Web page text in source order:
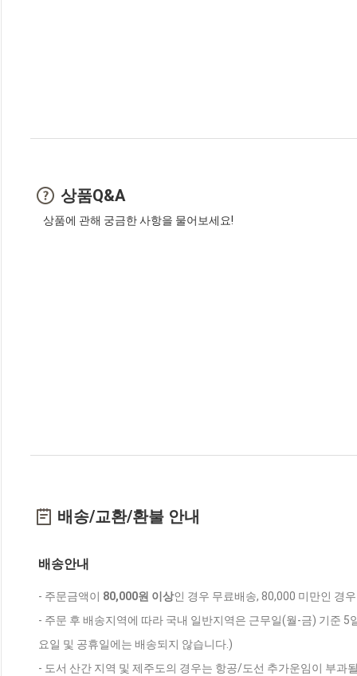
상품Q&A
상품에 관해 궁금한 사항을 물어보세요!
배송/교환/환불 안내
배송안내
- 주문금액이 80,000원 이상인 경우 무료배송, 80,000 미만인 경
- 주문 후 배송지역에 따라 국내 일반지역은 근무일(월-금) 기준
요일 및 공휴일에는 배송되지 않습니다.)
- 도서 산간 지역 및 제주도의 경우는 항공/도선 추가운임이 부과